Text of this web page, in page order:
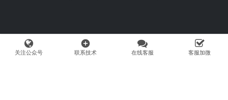
关注公众号
add_circle
联系技术 在线客服 客服加微